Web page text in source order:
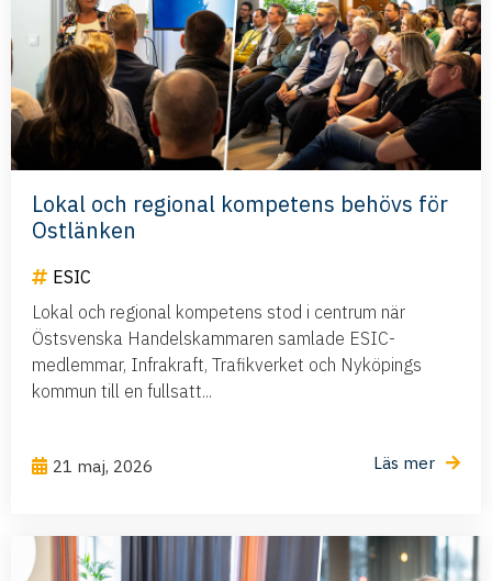
Lokal och regional kompetens behövs för
Ostlänken
ESIC
Lokal och regional kompetens stod i centrum när
Östsvenska Handelskammaren samlade ESIC-
medlemmar, Infrakraft, Trafikverket och Nyköpings
kommun till en fullsatt...
21 maj, 2026 Läs mer